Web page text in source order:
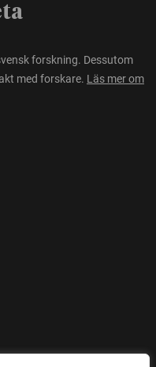
forskning. Dessutom
med forskare. Läs mer om